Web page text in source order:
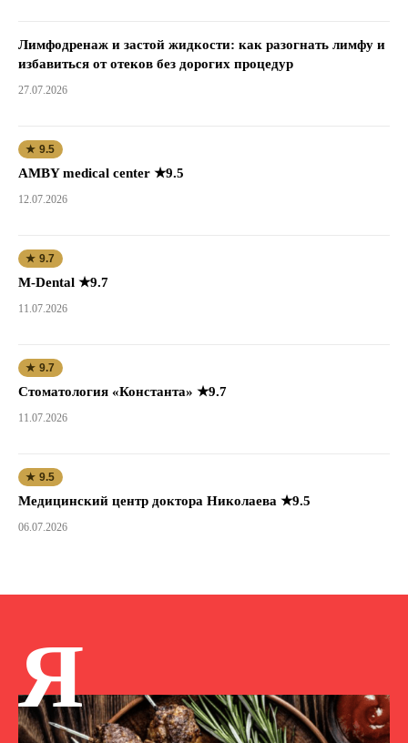
Лимфодренаж и застой жидкости: как разогнать лимфу и
избавиться от отеков без дорогих процедур
27.07.2026
★ 9.5
AMBY medical center ★9.5
12.07.2026
★ 9.7
M-Dental ★9.7
11.07.2026
★ 9.7
Стоматология «Константа» ★9.7
11.07.2026
★ 9.5
Медицинский центр доктора Николаева ★9.5
06.07.2026
Я